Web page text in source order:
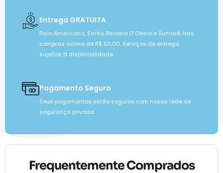
Entrega GRATUITA
Para Americana, Santa Bárbara D´Oeste e Sumaré. Nas
compras acima de R$ 50,00. Serviços de entrega
sujeitos à disponibilidade
Pagamento Seguro
Seus pagamentos estão seguros com nossa rede de
segurança privada.
Frequentemente Comprados